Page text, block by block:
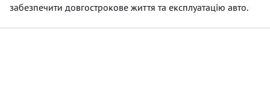
забезпечити довгострокове життя та експлуатацію авто.